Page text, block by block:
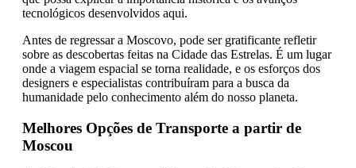
tecnológicos desenvolvidos aqui.
Antes de regressar a Moscovo, pode ser gratificante refletir
sobre as descobertas feitas na Cidade das Estrelas. É um lugar
onde a viagem espacial se torna realidade, e os esforços dos
designers e especialistas contribuíram para a busca da
humanidade pelo conhecimento além do nosso planeta.
Melhores Opções de Transporte a partir de
Moscou